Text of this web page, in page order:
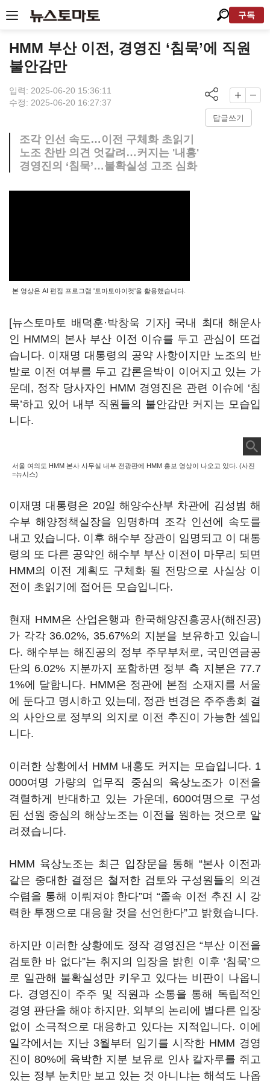
구독
HMM 부산 이전, 경영진 ‘침묵’에 직원
불안감만
입력: 2025-06-20 15:36:11
수정: 2025-06-20 16:27:37
답글쓰기
조각 인선 속도…이전 구체화 초읽기
노조 찬반 의견 엇갈려…커지는 '내홍'
경영진의 ‘침묵’…불확실성 고조 심화
본 영상은 AI 편집 프로그램 '토마토아이컷'을 활용했습니다.
[뉴스토마토 배덕훈·박창욱 기자] 국내 최대 해운사
인 HMM의 본사 부산 이전 이슈를 두고 관심이 뜨겁
습니다. 이재명 대통령의 공약 사항이지만 노조의 반
발로 이전 여부를 두고 갑론을박이 이어지고 있는 가
운데 , 정작 당사자인 HMM 경영진은 관련 이슈에 ‘침
묵’하고 있어 내부 직원들의 불안감만 커지는 모습입
니다.
서울 여의도 HMM 본사 사무실 내부 전광판에 HMM 홍보 영상이 나오고 있다. (사진
=뉴시스)
이재명 대통령은 20일 해양수산부 차관에 김성범 해
수부 해양정책실장을 임명하며 조각 인선에 속도를
내고 있습니다. 이후 해수부 장관이 임명되고 이 대통
령의 또 다른 공약인 해수부 부산 이전이 마무리 되면
HMM의 이전 계획도 구체화 될 전망으로 사실상 이
전이 초읽기에 접어든 모습입니다.
현재 HMM은 산업은행과 한국해양진흥공사(해진공)
가 각각 36.02%, 35.67%의 지분을 보유하고 있습니
다. 해수부는 해진공의 정부 주무부처로, 국민연금공
단의 6.02% 지분까지 포함하면 정부 측 지분은 77.7
1%에 달합니다. HMM은 정관에 본점 소재지를 서울
에 둔다고 명시하고 있는데 , 정관 변경은 주주총회 결
의 사안으로 정부의 의지로 이전 추진이 가능한 셈입
니다.
이러한 상황에서 HMM 내홍도 커지는 모습입니다. 1
000여명 가량의 업무직 중심의 육상노조가 이전을
격렬하게 반대하고 있는 가운데 , 600여명으로 구성
된 선원 중심의 해상노조는 이전을 원하는 것으로 알
려졌습니다.
HMM 육상노조는 최근 입장문을 통해 “본사 이전과
같은 중대한 결정은 철저한 검토와 구성원들의 의견
수렴을 통해 이뤄져야 한다”며 “졸속 이전 추진 시 강
력한 투쟁으로 대응할 것을 선언한다”고 밝혔습니다.
하지만 이러한 상황에도 정작 경영진은“부산 이전을
검토한 바 없다”는 취지의 입장을 밝힌 이후 ‘침묵’으
로 일관해 불확실성만 키우고 있다는 비판이 나옵니
다. 경영진이 주주 및 직원과 소통을 통해 독립적인
경영 판단을 해야 하지만, 외부의 논리에 별다른 입장
없이 소극적으로 대응하고 있다는 지적입니다. 이에
일각에서는 지난 3월부터 임기를 시작한 HMM 경영
진이 80%에 육박한 지분 보유로 인사 칼자루를 쥐고
있는 정부 눈치만 보고 있는 것 아니냐는 해석도 나옵